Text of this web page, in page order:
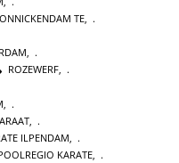
TE,
,
ROZEWERF,
ILPENDAM
KARATE